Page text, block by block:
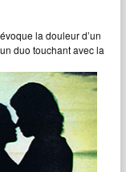
la douleur d’un
duo touchant avec la